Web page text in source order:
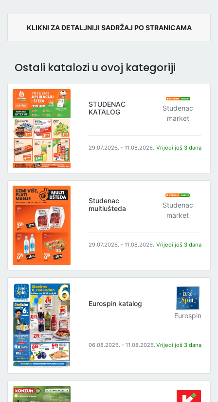
KLIKNI ZA DETALJNIJI SADRŽAJ PO STRANICAMA
Ostali katalozi u ovoj kategoriji
STUDENAC
KATALOG
Studenac
market
29.07.2026. - 11.08.2026. Vrijedi još 3 dana
Studenac
multiušteda
Studenac
market
29.07.2026. - 11.08.2026. Vrijedi još 3 dana
Eurospin katalog
Eurospin
06.08.2026. - 11.08.2026. Vrijedi još 3 dana